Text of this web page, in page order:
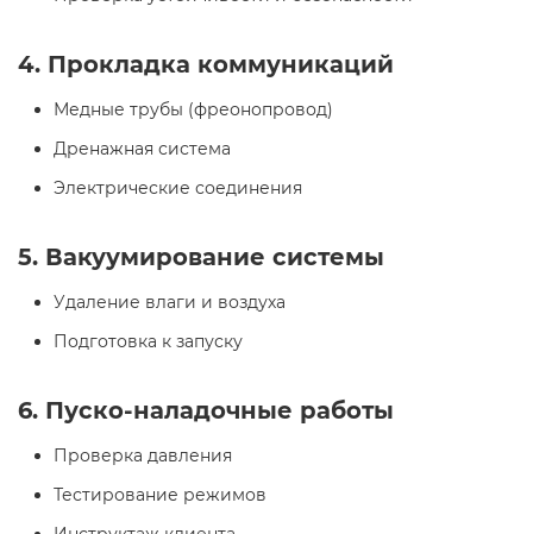
4. Прокладка коммуникаций
Медные трубы (фреонопровод)
Дренажная система
Электрические соединения
5. Вакуумирование системы
Удаление влаги и воздуха
Подготовка к запуску
6. Пуско-наладочные работы
Проверка давления
Тестирование режимов